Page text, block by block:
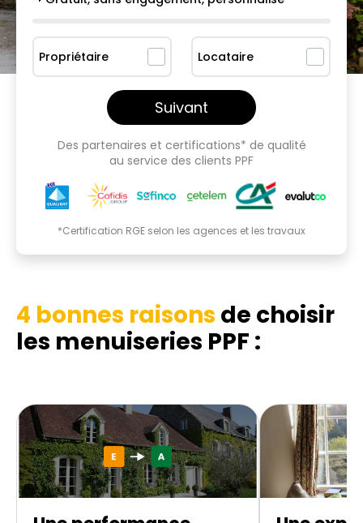
Propriétaire Locataire
Suivant
Des partenaires et certifications* de qualité
au service des clients PPF
*Certification RGE selon les agences et les travaux
4 bonnes raisons de choisir
les menuiseries PPF :